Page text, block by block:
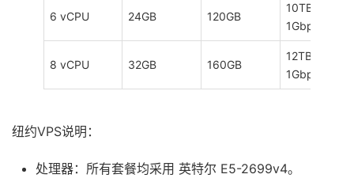
6 vCPU 24GB 120GB
10TB/月，
1Gbps
8 vCPU 32GB 160GB
12TB/月，
1Gbps
纽约VPS说明：
处理器：所有套餐均采用 英特尔 E5-2699v4。